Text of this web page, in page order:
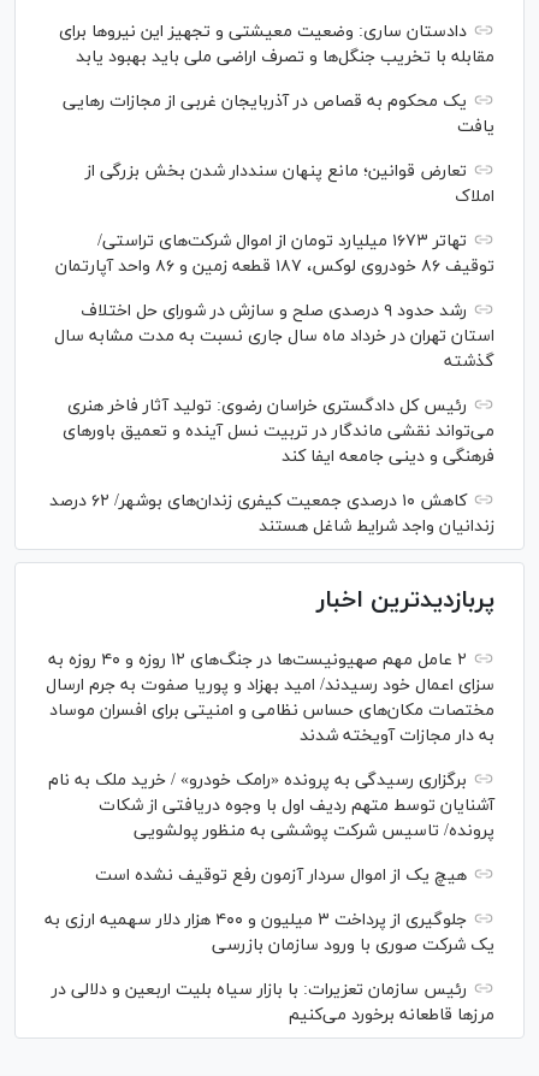
دادستان ساری: وضعیت معیشتی و تجهیز این نیرو‌ها برای
مقابله با تخریب جنگل‌ها و تصرف اراضی ملی باید بهبود یابد
یک محکوم به قصاص در آذربایجان‌ غربی از مجازات رهایی
یافت
تعارض قوانین؛ مانع پنهان سنددار شدن بخش بزرگی از
املاک
تهاتر ۱۶۷۳ میلیارد تومان از اموال شرکت‌های تراستی/
توقیف ۸۶ خودروی لوکس، ۱۸۷ قطعه زمین و ۸۶ واحد آپارتمان
رشد حدود ۹ درصدی صلح و سازش در شورای حل اختلاف
استان تهران در خرداد ماه سال جاری نسبت به مدت مشابه سال
گذشته
رئیس کل دادگستری خراسان رضوی: تولید آثار فاخر هنری
می‌تواند نقشی ماندگار در تربیت نسل آینده و تعمیق باور‌های
فرهنگی و دینی جامعه ایفا کند
کاهش ۱۰ درصدی جمعیت کیفری زندان‌های بوشهر/ ۶۲ درصد
زندانیان واجد شرایط شاغل هستند
پربازدیدترین اخبار
۲ عامل مهم صهیونیست‌ها در جنگ‌های ۱۲ روزه و ۴۰ روزه به
سزای اعمال خود رسیدند/ امید بهزاد و پوریا صفوت به جرم ارسال
مختصات مکان‌های حساس نظامی و امنیتی برای افسران موساد
به دار مجازات آویخته شدند
برگزاری رسیدگی به پرونده «رامک خودرو» / خرید ملک به نام
آشنایان توسط متهم ردیف اول با وجوه دریافتی از شکات
پرونده/ تاسیس شرکت پوششی به منظور پولشویی
هیچ یک از اموال سردار آزمون رفع توقیف نشده است
جلوگیری از پرداخت ۳ میلیون و ۴۰۰ هزار دلار سهمیه ارزی به
یک شرکت صوری با ورود سازمان بازرسی
رئیس سازمان تعزیرات: با بازار سیاه بلیت اربعین و دلالی در
مرز‌ها قاطعانه برخورد می‌کنیم